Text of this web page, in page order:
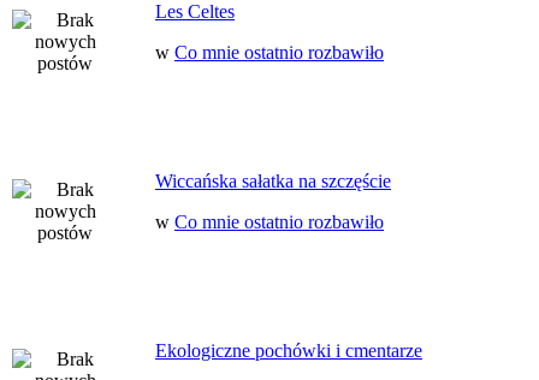
Les Celtes
w Co mnie ostatnio rozbawiło
Wiccańska sałatka na szczęście
w Co mnie ostatnio rozbawiło
Ekologiczne pochówki i cmentarze